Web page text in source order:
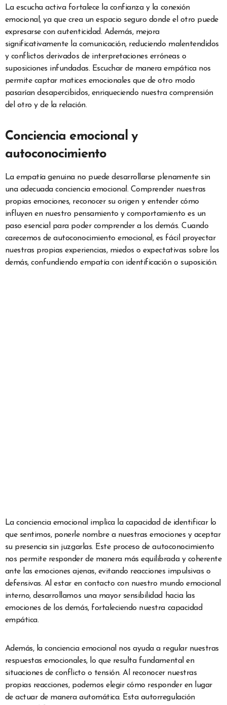
La escucha activa fortalece la confianza y la conexión
emocional, ya que crea un espacio seguro donde el otro puede
expresarse con autenticidad. Además, mejora
significativamente la comunicación, reduciendo malentendidos
y conflictos derivados de interpretaciones erróneas o
suposiciones infundadas. Escuchar de manera empática nos
permite captar matices emocionales que de otro modo
pasarían desapercibidos, enriqueciendo nuestra comprensión
del otro y de la relación.
Conciencia emocional y
autoconocimiento
La empatía genuina no puede desarrollarse plenamente sin
una adecuada conciencia emocional. Comprender nuestras
propias emociones, reconocer su origen y entender cómo
influyen en nuestro pensamiento y comportamiento es un
paso esencial para poder comprender a los demás. Cuando
carecemos de autoconocimiento emocional, es fácil proyectar
nuestras propias experiencias, miedos o expectativas sobre los
demás, confundiendo empatía con identificación o suposición.
La conciencia emocional implica la capacidad de identificar lo
que sentimos, ponerle nombre a nuestras emociones y aceptar
su presencia sin juzgarlas. Este proceso de autoconocimiento
nos permite responder de manera más equilibrada y coherente
ante las emociones ajenas, evitando reacciones impulsivas o
defensivas. Al estar en contacto con nuestro mundo emocional
interno, desarrollamos una mayor sensibilidad hacia las
emociones de los demás, fortaleciendo nuestra capacidad
empática.
Además, la conciencia emocional nos ayuda a regular nuestras
respuestas emocionales, lo que resulta fundamental en
situaciones de conflicto o tensión. Al reconocer nuestras
propias reacciones, podemos elegir cómo responder en lugar
de actuar de manera automática. Esta autorregulación